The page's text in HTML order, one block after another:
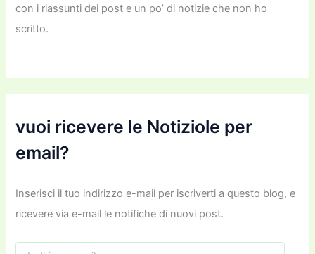
con i riassunti dei post e un po’ di notizie che non ho
scritto.
vuoi ricevere le Notiziole per
email?
Inserisci il tuo indirizzo e-mail per iscriverti a questo blog, e
ricevere via e-mail le notifiche di nuovi post.